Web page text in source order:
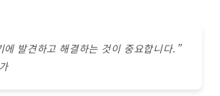
에 발견하고 해결하는 것이 중요합니다.”